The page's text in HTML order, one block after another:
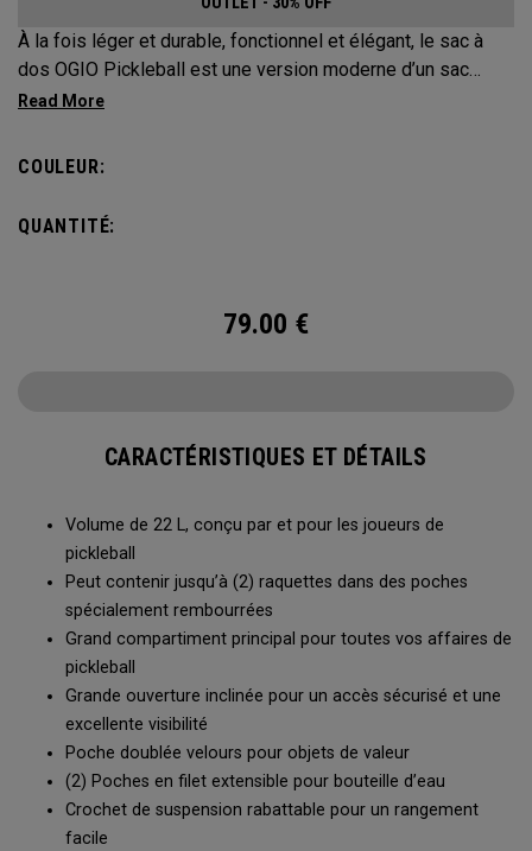
À la fois léger et durable, fonctionnel et élégant, le sac à
dos OGIO Pickleball est une version moderne d’un sac
classique. Ce sac à dos extrêmement confortable protège
s’accroche à la clôture du terrain pour accéder facilement à
COULEUR:
QUANTITÉ:
79.00 €
CARACTÉRISTIQUES ET DÉTAILS
Volume de 22 L, conçu par et pour les joueurs de
pickleball
Peut contenir jusqu’à (2) raquettes dans des poches
spécialement rembourrées
Grand compartiment principal pour toutes vos affaires de
pickleball
Grande ouverture inclinée pour un accès sécurisé et une
excellente visibilité
Poche doublée velours pour objets de valeur
(2) Poches en filet extensible pour bouteille d’eau
Crochet de suspension rabattable pour un rangement
facile